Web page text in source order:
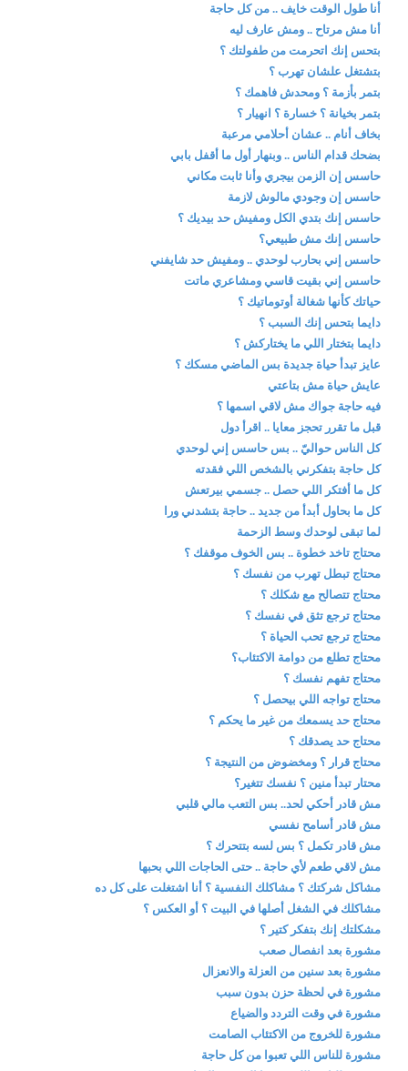
أنا طول الوقت خايف .. من كل حاجة
أنا مش مرتاح .. ومش عارف ليه
بتحس إنك اتحرمت من طفولتك ؟
بتشتغل علشان تهرب ؟
بتمر بأزمة ؟ ومحدش فاهمك ؟
بتمر بخيانة ؟ خسارة ؟ انهيار ؟
بخاف أنام .. عشان أحلامي مرعبة
بضحك قدام الناس .. وبنهار أول ما أقفل بابي
حاسس إن الزمن بيجري وأنا ثابت مكاني
حاسس إن وجودي مالوش لازمة
حاسس إنك بتدي الكل ومفيش حد بيديك ؟
حاسس إنك مش طبيعي؟
حاسس إني بحارب لوحدي .. ومفيش حد شايفني
حاسس إني بقيت قاسي ومشاعري ماتت
حياتك كأنها شغالة أوتوماتيك ؟
دايما بتحس إنك السبب ؟
دايما بتختار اللي ما يختاركش ؟
عايز تبدأ حياة جديدة بس الماضي مسكك ؟
عايش حياة مش بتاعتي
فيه حاجة جواك مش لاقي اسمها ؟
قبل ما تقرر تحجز معايا .. اقرأ دول
كل الناس حواليّ .. بس حاسس إني لوحدي
كل حاجة بتفكرني بالشخص اللي فقدته
كل ما أفتكر اللي حصل .. جسمي بيرتعش
كل ما بحاول أبدأ من جديد .. حاجة بتشدني ورا
لما تبقى لوحدك وسط الزحمة
محتاج تاخد خطوة .. بس الخوف موقفك ؟
محتاج تبطل تهرب من نفسك ؟
محتاج تتصالح مع شكلك ؟
محتاج ترجع تثق في نفسك ؟
محتاج ترجع تحب الحياة ؟
محتاج تطلع من دوامة الاكتئاب؟
محتاج تفهم نفسك ؟
محتاج تواجه اللي بيحصل ؟
محتاج حد يسمعك من غير ما يحكم ؟
محتاج حد يصدقك ؟
محتاج قرار ؟ ومخضوض من النتيجة ؟
محتار تبدأ منين ؟ نفسك تتغير؟
مش قادر أحكي لحد.. بس التعب مالي قلبي
مش قادر أسامح نفسي
مش قادر تكمل ؟ بس لسه بتتحرك ؟
مش لاقي طعم لأي حاجة .. حتى الحاجات اللي بحبها
مشاكل شركتك ؟ مشاكلك النفسية ؟ أنا اشتغلت على كل ده
مشاكلك في الشغل أصلها في البيت ؟ أو العكس ؟
مشكلتك إنك بتفكر كتير ؟
مشورة بعد انفصال صعب
مشورة بعد سنين من العزلة والانعزال
مشورة في لحظة حزن بدون سبب
مشورة في وقت التردد والضياع
مشورة للخروج من الاكتئاب الصامت
مشورة للناس اللي تعبوا من كل حاجة